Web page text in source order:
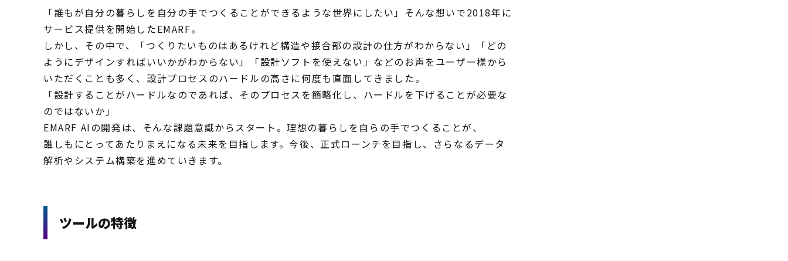
「誰もが自分の暮らしを自分の手でつくることができるような世界にしたい」そんな想いで2018年に
サービス提供を開始したEMARF。
しかし、その中で、「つくりたいものはあるけれど構造や接合部の設計の仕方がわからない」「どの
ようにデザインすればいいかがわからない」「設計ソフトを使えない」などのお声をユーザー様から
いただくことも多く、設計プロセスのハードルの高さに何度も直面してきました。
「設計することがハードルなのであれば、そのプロセスを簡略化し、ハードルを下げることが必要な
のではないか」
EMARF AIの開発は、そんな課題意識からスタート。理想の暮らしを自らの手でつくることが、
誰しもにとってあたりまえになる未来を目指します。今後、正式ローンチを目指し、さらなるデータ
解析やシステム構築を進めていきます。
ツールの特徴